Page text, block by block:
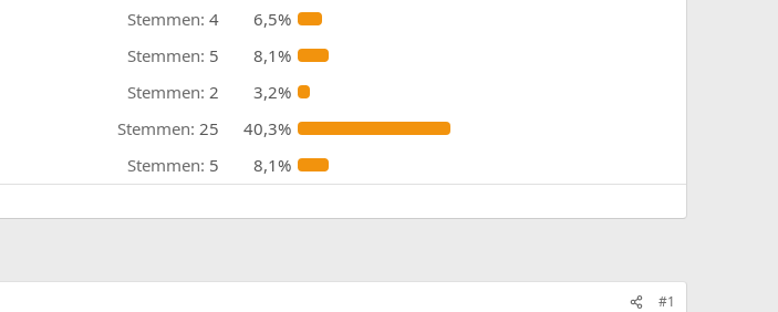
Stemmen: 4
6,5%
Stemmen: 5
8,1%
Stemmen: 2
3,2%
Stemmen: 25
40,3%
Stemmen: 5 8,1%
#1